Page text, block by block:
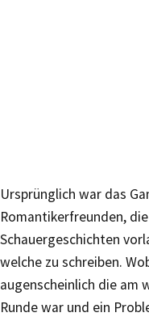
Ursprünglich war das
Romantikerfreunden,
Schauergeschichten
welche zu schreiben.
augenscheinlich die am
Runde war und ein